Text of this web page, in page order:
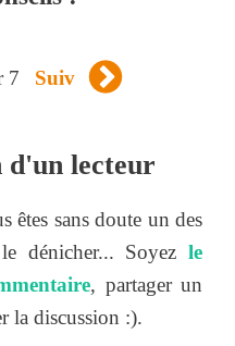
7 Suiv
d'un lecteur
êtes sans doute un des
dénicher... Soyez le
, partager un
la discussion :).